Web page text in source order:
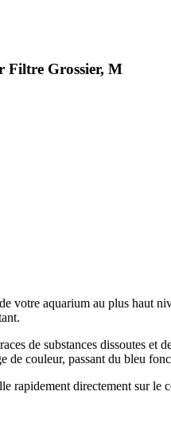
Filtre Grossier, M
votre aquarium au plus haut
de substances dissoutes
couleur, passant du bleu
rapidement directement sur le